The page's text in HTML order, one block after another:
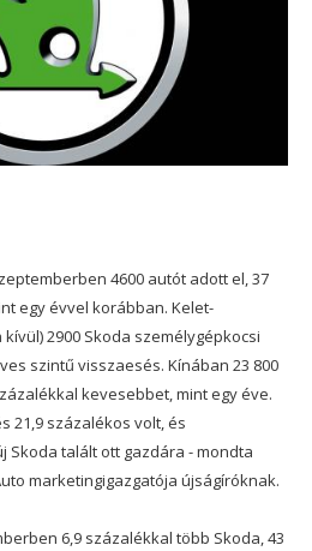
4600 autót adott el, 37
egy évvel korábban. Kelet-
2900 Skoda személygépkocsi
szintű visszaesés. Kínában 23 800
kevesebbet, mint egy éve.
21,9 százalékos volt, és
Skoda talált ott gazdára - mondta
marketingigazgatója újságíróknak.
6,9 százalékkal több Skoda, 43